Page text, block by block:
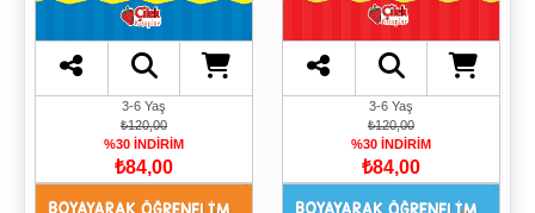
3-6 Yaş
₺120,00
%30 İNDİRİM
₺84,00
3-6 Yaş
₺120,00
%30 İNDİRİM
₺84,00